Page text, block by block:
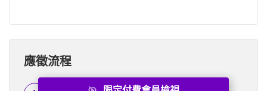
應徵流程